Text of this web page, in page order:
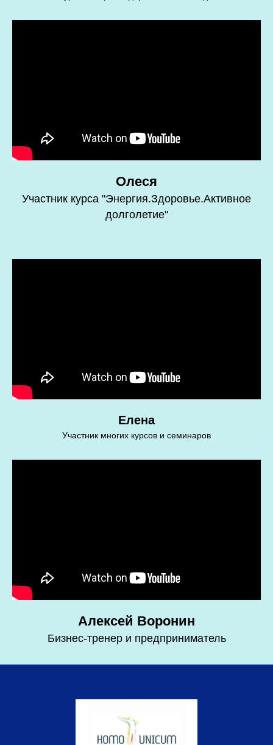
Олеся
Участник курса "Энергия.Здоровье.Активное
долголетие"
Елена
Участник многих курсов и семинаров
Алексей Воронин
Бизнес-тренер и предприниматель